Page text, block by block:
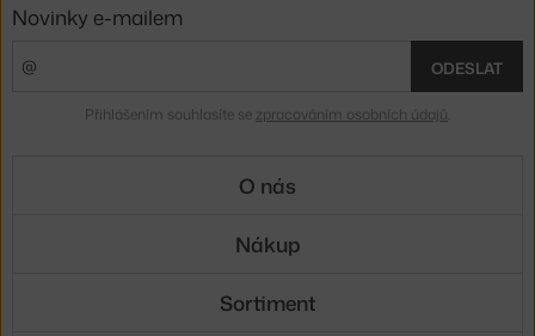
Novinky e-mailem
ODESLAT
Přihlášením souhlasíte se zpracováním osobních údajů
O nás
Nákup
Sortiment